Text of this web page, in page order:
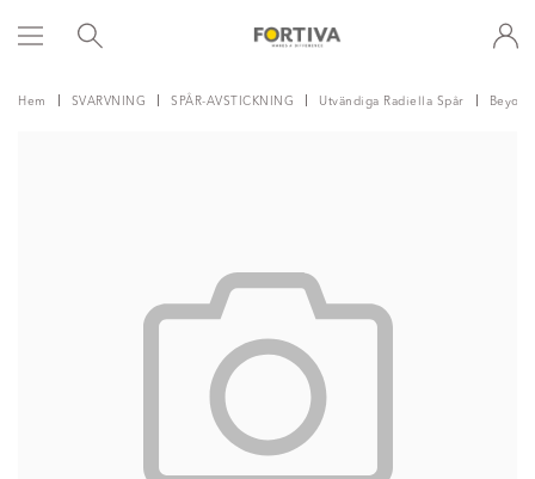
Hem SVARVNING SPÅR-AVSTICKNING Utvändiga Radiella Spår